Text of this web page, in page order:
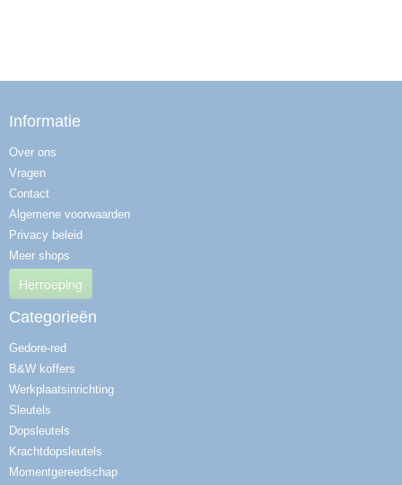
Informatie
Over ons
Vragen
Contact
Algemene voorwaarden
Privacy beleid
Meer shops
Herroeping
Categorieën
Gedore-red
B&W koffers
Werkplaatsinrichting
Sleutels
Dopsleutels
Krachtdopsleutels
Momentgereedschap